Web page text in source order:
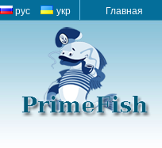
рус укр Главная